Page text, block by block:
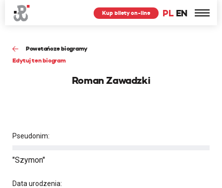
PL EN
Kup bilety on-line
Powstańcze biogramy
Edytuj ten biogram
Roman Zawadzki
Pseudonim:
"Szymon"
Data urodzenia: